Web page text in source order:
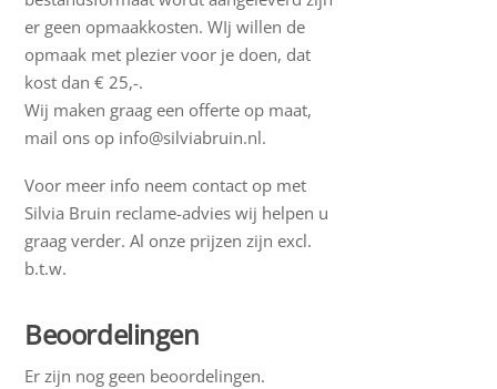
er geen opmaakkosten. WIj willen de
opmaak met plezier voor je doen, dat
kost dan € 25,-.
Wij maken graag een offerte op maat,
mail ons op info@silviabruin.nl.
Voor meer info neem contact op met
Silvia Bruin reclame-advies wij helpen u
graag verder. Al onze prijzen zijn excl.
b.t.w.
Beoordelingen
Er zijn nog geen beoordelingen.